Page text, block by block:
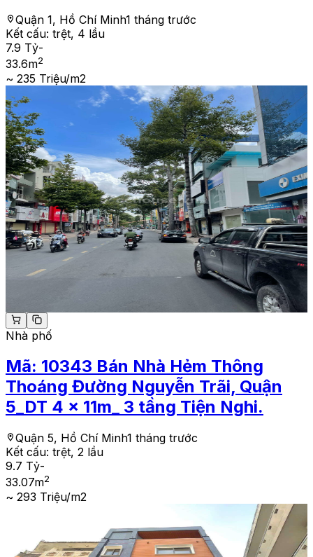
Quận 1, Hồ Chí Minh1 tháng trước
Kết cấu: trệt, 4 lầu
7.9 Tỷ-
33.6m2
~ 235 Triệu/m2
Nhà phố
Mã: 10343 Bán Nhà Hẻm Thông
Thoáng Đường Nguyễn Trãi, Quận
5_DT 4 x 11m_ 3 tầng Tiện Nghi.
Quận 5, Hồ Chí Minh1 tháng trước
Kết cấu: trệt, 2 lầu
9.7 Tỷ-
33.07m2
~ 293 Triệu/m2